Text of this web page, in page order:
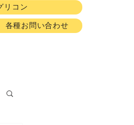
リコン
各種お問い合わせ